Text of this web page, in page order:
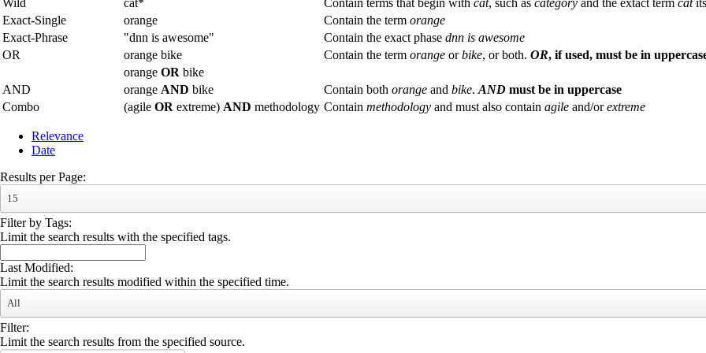
Wild
cat* Contain terms that begin with cat, such as category and the extact term cat
Exact-Single
orange Contain the term orange
Exact-Phrase
"dnn is awesome" Contain the exact phase dnn is awesome
OR
orange bike Contain the term orange orbike, or both. OR, if used, must be in
orange OR bike
AND
orange AND bike Contain both orange and bike. AND must be in uppercase
Combo
(agile OR extreme) AND methodology Contain methodology and must also contain agile and/orextreme
Relevance
Date
Results per Page:
15
Filter by Tags:
Limit the search results with the specified tags.
Last Modified:
Limit the search results modified within the specified time.
All
Filter:
Limit the search results from the specified source.